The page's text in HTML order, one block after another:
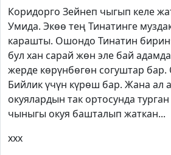
Коридорго Зейнеп чыгып келе
Умида. Экөө тең Тинатинге
карашты. Ошондо Тинатин
бул хан сарай жөн эле бай
жерде көрүнбөгөн согуштар
Бийлик үчүн күрөш бар. Жана ал
окуялардын так ортосунда
чыныгы окуя башталып жаткан...
xxx